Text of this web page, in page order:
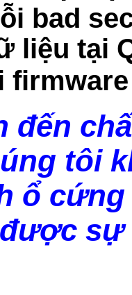
bad
liệu tại
đến
tôi
ổ